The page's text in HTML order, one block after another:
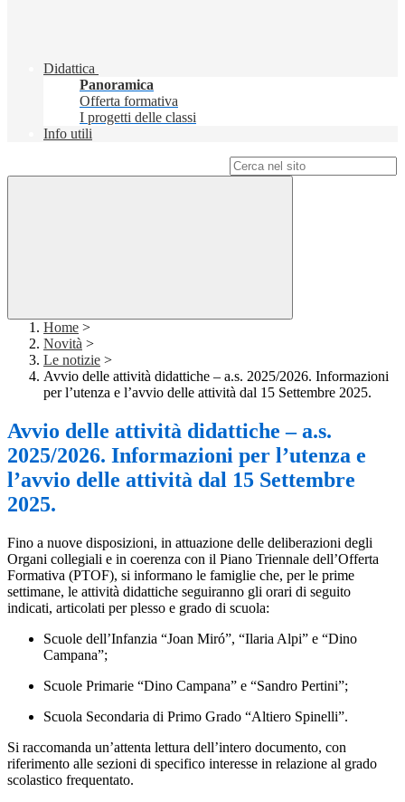
Didattica
Panoramica
Offerta formativa
I progetti delle classi
Info utili
Home >
Novità >
Le notizie >
Avvio delle attività didattiche – a.s. 2025/2026. Informazioni
per l’utenza e l’avvio delle attività dal 15 Settembre 2025.
Avvio delle attività didattiche – a.s.
2025/2026. Informazioni per l’utenza e
l’avvio delle attività dal 15 Settembre
2025.
Fino a nuove disposizioni, in attuazione delle deliberazioni degli
Organi collegiali e in coerenza con il Piano Triennale dell’Offerta
Formativa (PTOF), si informano le famiglie che, per le prime
settimane, le attività didattiche seguiranno gli orari di seguito
indicati, articolati per plesso e grado di scuola:
Scuole dell’Infanzia “Joan Miró”, “Ilaria Alpi” e “Dino
Campana”;
Scuole Primarie “Dino Campana” e “Sandro Pertini”;
Scuola Secondaria di Primo Grado “Altiero Spinelli”.
Si raccomanda un’attenta lettura dell’intero documento, con
riferimento alle sezioni di specifico interesse in relazione al grado
scolastico frequentato.